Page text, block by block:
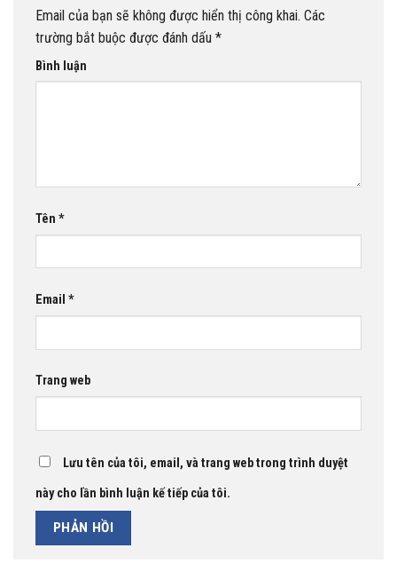
Email của bạn sẽ không được hiển thị công khai. Các
trường bắt buộc được đánh dấu *
Bình luận
Tên *
Email *
Trang web
Lưu tên của tôi, email, và trang web trong trình duyệt
này cho lần bình luận kế tiếp của tôi.